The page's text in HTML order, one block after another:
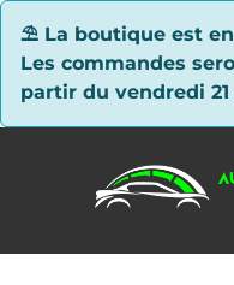
⛱ La boutique est
Les commandes
partir du vendredi 21
Panneau de